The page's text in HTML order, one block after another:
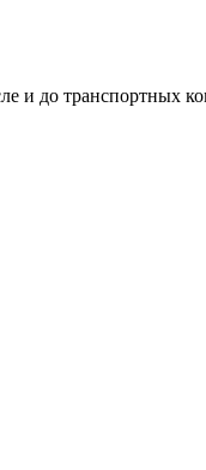
и до транспортных